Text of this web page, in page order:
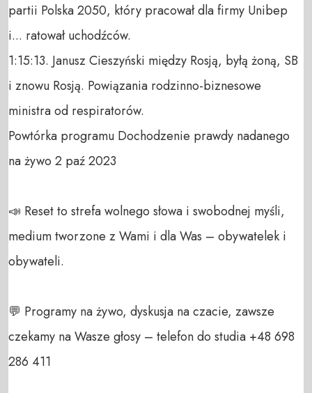
partii Polska 2050, który pracował dla firmy Unibep
i... ratował uchodźców.
1:15:13. Janusz Cieszyński między Rosją, byłą żoną, SB
i znowu Rosją. Powiązania rodzinno-biznesowe
ministra od respiratorów.
Powtórka programu Dochodzenie prawdy nadanego
na żywo 2 paź 2023
📣 Reset to strefa wolnego słowa i swobodnej myśli,
medium tworzone z Wami i dla Was – obywatelek i
obywateli.
💬 Programy na żywo, dyskusja na czacie, zawsze
czekamy na Wasze głosy – telefon do studia +48 698
286 411